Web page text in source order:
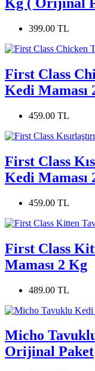
399.00 TL
First Class
Kedi Maması
459.00 TL
First Class
Kedi Maması
459.00 TL
First Class
Maması 2 Kg
489.00 TL
Micho
Orijinal Paket